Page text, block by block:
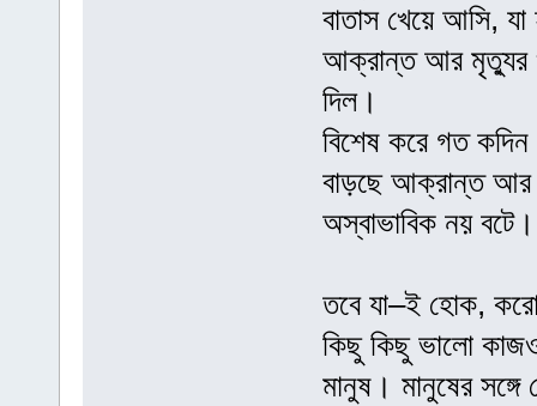
বাতাস খেয়ে আসি,
আক্রান্ত আর মৃত্যুর
দিল।
বিশেষ করে গত কদিন
বাড়ছে আক্রান্ত আর
অস্বাভাবিক নয় বটে।
তবে যা–ই হোক,
কিছু কিছু ভালো
মানুষ। মানুষের